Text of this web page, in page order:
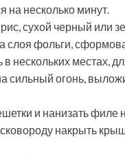
на несколько минут.
сухой черный или
слоя фольги,
в нескольких местах,
сильный огонь,
и нанизать филе
накрыть